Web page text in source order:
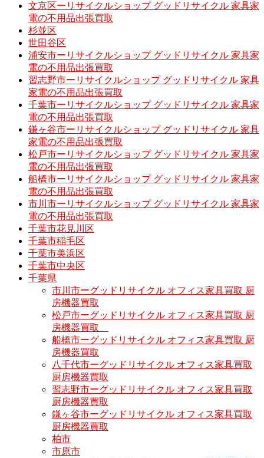
文京区ーリサイクルショップ グッドリサイクル 家具家
電の不用品出張買取
杉並区
世田谷区
浦安市ーリサイクルショップ グッドリサイクル 家具家
電の不用品出張買取
習志野市ーリサイクルショップ グッドリサイクル 家具
家電の不用品出張買取
千葉市ーリサイクルショップ グッドリサイクル 家具家
電の不用品出張買取
鎌ヶ谷市ーリサイクルショップ グッドリサイクル 家具
家電の不用品出張買取
松戸市ーリサイクルショップ グッドリサイクル 家具家
電の不用品出張買取
船橋市ーリサイクルショップ グッドリサイクル 家具家
電の不用品出張買取
市川市ーリサイクルショップ グッドリサイクル 家具家
電の不用品出張買取
千葉市花見川区
千葉市稲毛区
千葉市美浜区
千葉市中央区
千葉県
市川市ーグッドリサイクル オフィス家具買取 厨
房機器買取
松戸市ーグッドリサイクル オフィス家具買取 厨
房機器買取
船橋市ーグッドリサイクル オフィス家具買取 厨
房機器買取
八千代市ーグッドリサイクル オフィス家具買取
厨房機器買取
習志野市ーグッドリサイクル オフィス家具買取
厨房機器買取
鎌ヶ谷市ーグッドリサイクル オフィス家具買取
厨房機器買取
柏市
市原市